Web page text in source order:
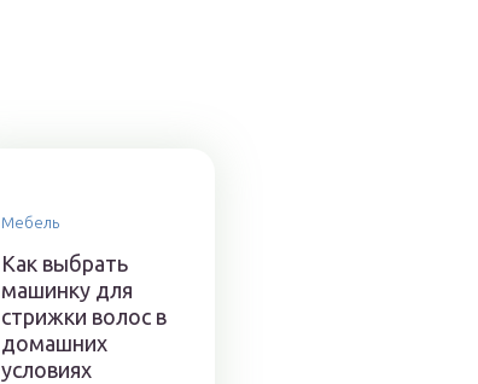
Мебель
Как выбрать
машинку для
стрижки волос в
домашних
условиях